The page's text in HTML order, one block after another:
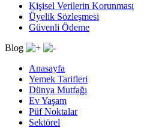
Kişisel Verilerin Korunması
Üyelik Sözleşmesi
Güvenli Ödeme
Blog
Anasayfa
Yemek Tarifleri
Dünya Mutfağı
Ev Yaşam
Püf Noktalar
Sektörel